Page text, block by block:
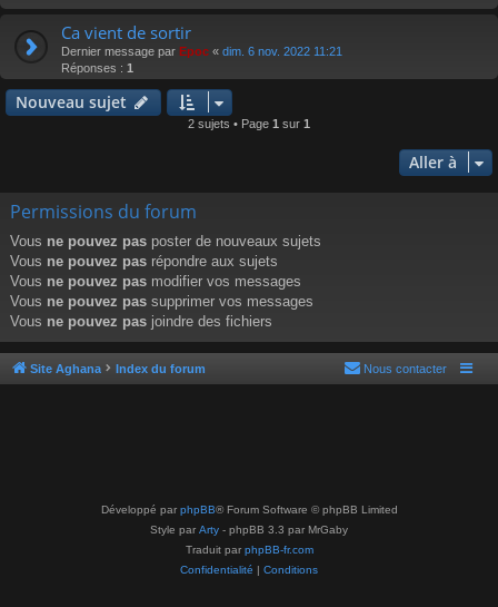
Ca vient de sortir
Dernier message par Epoc « dim. 6 nov. 2022 11:21
Réponses : 1
Nouveau sujet
2 sujets • Page 1 sur 1
Aller à
Permissions du forum
Vous ne pouvez pas poster de nouveaux sujets
Vous ne pouvez pas répondre aux sujets
Vous ne pouvez pas modifier vos messages
Vous ne pouvez pas supprimer vos messages
Vous ne pouvez pas joindre des fichiers
Site Aghana Index du forum Nous contacter
Développé par phpBB® Forum Software © phpBB Limited
Style par Arty - phpBB 3.3 par MrGaby
Traduit par phpBB-fr.com
Confidentialité | Conditions